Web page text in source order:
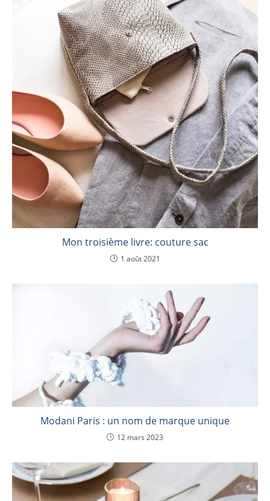
Mon troisième livre: couture sac
1 août 2021
Modani Paris : un nom de marque unique
12 mars 2023